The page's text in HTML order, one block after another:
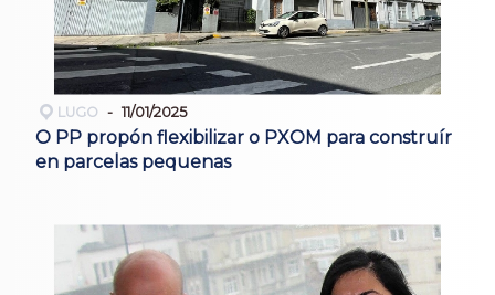
LUGO 11/01/2025
O PP propón flexibilizar o PXOM para construír
en parcelas pequenas